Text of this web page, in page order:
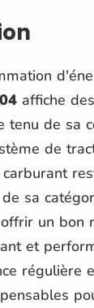
affiche
tenu de sa
de
sa
un bon
et
régulière